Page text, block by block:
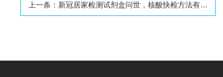
上一条： 新冠居家检测试剂盒问世，核酸快检方法有哪些？